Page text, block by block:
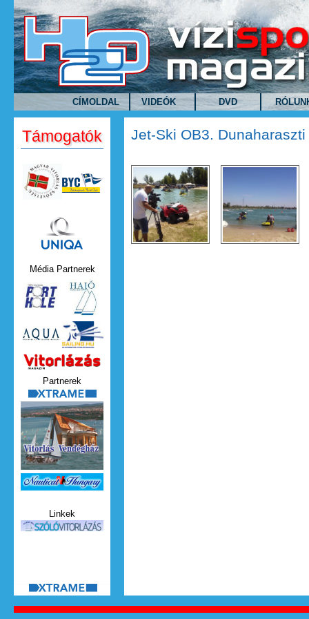
Ugrás a tartalomra
CÍMOLDAL VIDEÓK DVD
Jet-Ski OB3.
Támogatók
Uniqa.png
Média Partnerek
Vitorlazas_magazin.jpg
Partnerek
xtrame.png
Nauticat.jpg
Linkek
szolo_vitorlazas.jpg